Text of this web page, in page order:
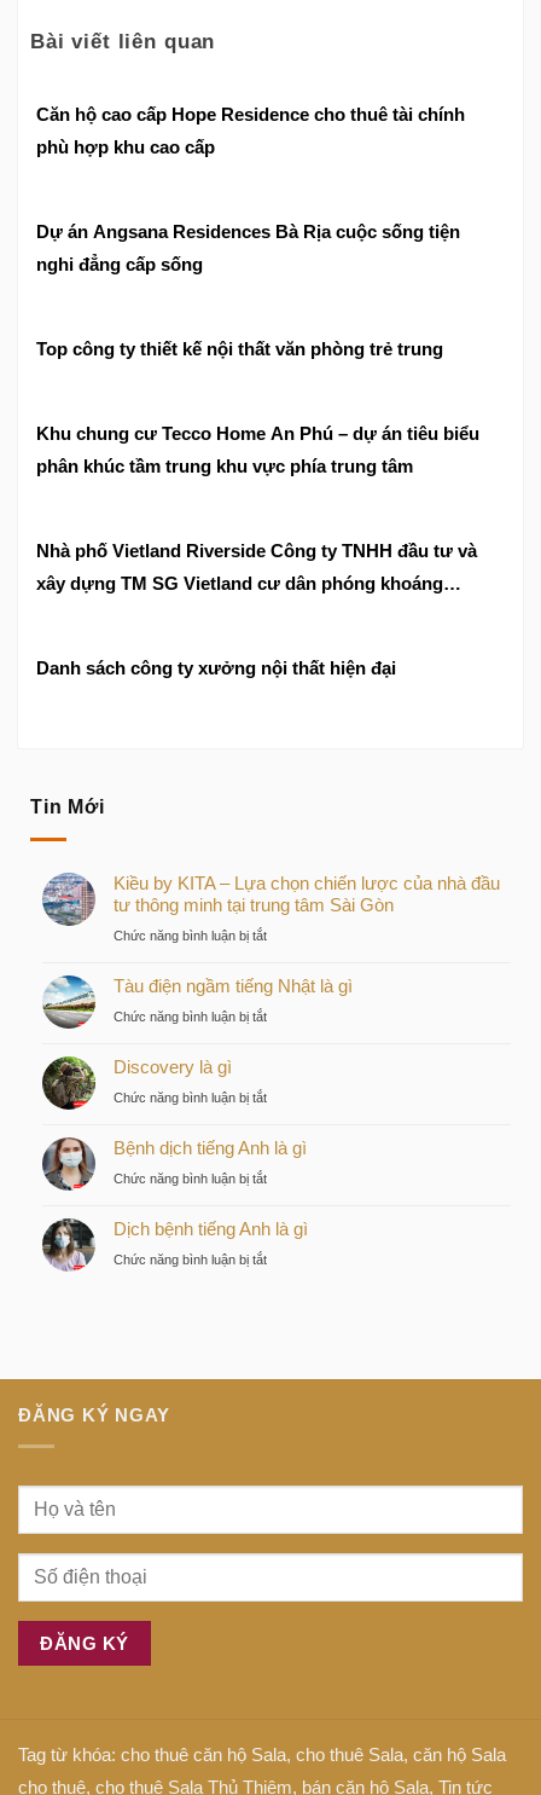
Bài viết liên quan
Căn hộ cao cấp Hope Residence cho thuê tài chính
phù hợp khu cao cấp
Dự án Angsana Residences Bà Rịa cuộc sống tiện
nghi đẳng cấp sống
Top công ty thiết kế nội thất văn phòng trẻ trung
Khu chung cư Tecco Home An Phú – dự án tiêu biểu
phân khúc tầm trung khu vực phía trung tâm
Nhà phố Vietland Riverside Công ty TNHH đầu tư và
xây dựng TM SG Vietland cư dân phóng khoáng
Danh sách công ty xưởng nội thất hiện đại
Tin Mới
Kiều by KITA – Lựa chọn chiến lược của nhà đầu
tư thông minh tại trung tâm Sài Gòn
Chức năng bình luận bị tắtở
by
chiến
của
nhà
tư
Tàu điện ngầm tiếng Nhật là gì
Chức năng bình luận bị tắtở
gì
Discovery là gì
Chức năng bình luận bị tắtở
là
Bệnh dịch tiếng Anh là gì
Chức năng bình luận bị tắtở
dịch
Dịch bệnh tiếng Anh là gì
Chức năng bình luận bị tắtở
là
ĐĂNG KÝ NGAY
Tag từ khóa: cho thuê căn hộ Sala, cho thuê Sala, căn hộ Sala
cho thuê, cho thuê Sala Thủ Thiêm, bán căn hộ Sala, Tin tức